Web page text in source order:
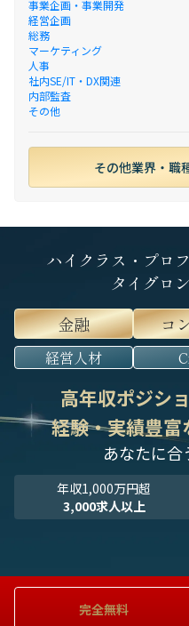
事業企画・事業開発
経営企画
総務
マーケティング
人事
社内SE/IT・DX関連
内部監査
その他
その他業界・職
ハイクラス・プロ
タイグロ
金融
コ
経営人材
高年収ポジシ
経験・実績豊富
あなたに
年収1,000万円超
3,000求人以上
完全無料